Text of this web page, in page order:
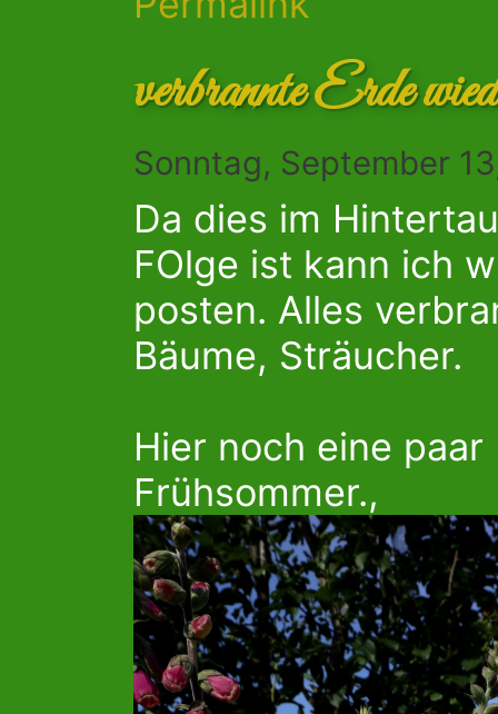
verbrannte Erde
Sonntag, September
Da dies im
FOlge ist kann ich
posten. Alles
Bäume, Sträucher.
Hier noch eine
Frühsommer.,